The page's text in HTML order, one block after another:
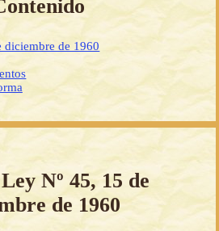
de 1960
Nº 45, 15 de
de 1960